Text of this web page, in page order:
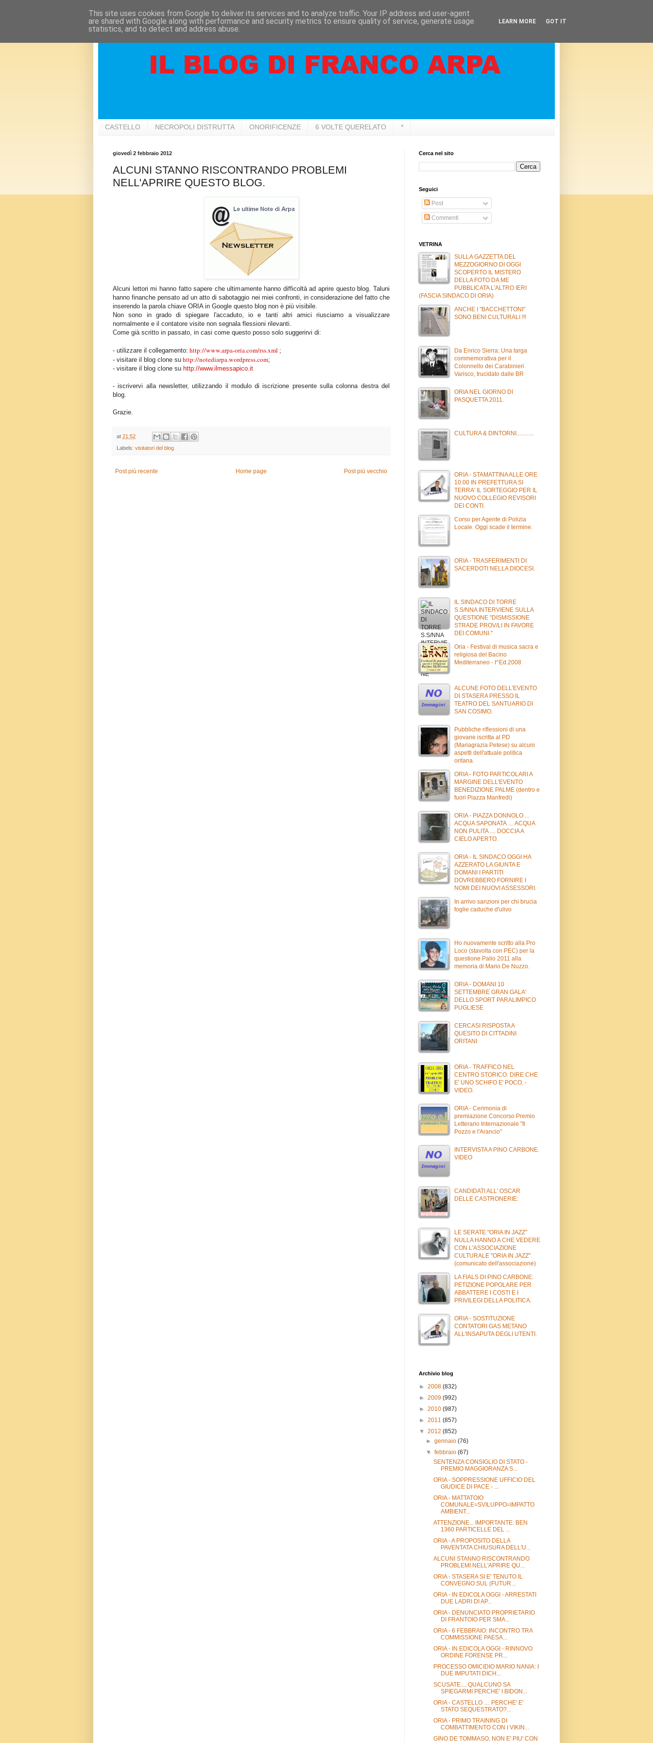
CASTELLO NECROPOLI DISTRUTTA ONORIFICENZE 6 VOLTE QUERELATO *
giovedì 2 febbraio 2012
ALCUNI STANNO RISCONTRANDO PROBLEMI
NELL'APRIRE QUESTO BLOG.
Alcuni lettori mi hanno fatto sapere che ultimamente hanno difficoltà ad aprire questo blog. Taluni
hanno finanche pensato ad un atto di sabotaggio nei miei confronti, in considerazione del fatto che
inserendo la parola chiave ORIA in Google questo blog non è più visibile.
Non sono in grado di spiegare l'accaduto, io e tanti altri amici riusciamo a visualizzare
normalmente e il contatore visite non segnala flessioni rilevanti.
Come già scritto in passato, in casi come questo posso solo suggerirvi di:
- utilizzare il collegamento: http://www.arpa-oria.com/rss.xml ;
- visitare il blog clone su http://notediarpa.wordpress.com;
- visitare il blog clone su http://www.ilmessapico.it
- iscrivervi alla newsletter, utilizzando il modulo di iscrizione presente sulla colonna destra del
blog.
Grazie.
at 21:52
Labels: visitatori del blog
Post più recente Post più vecchio
Home page
Cerca nel sito
Seguici
Post
Commenti
VETRINA
SULLA GAZZETTA DEL
MEZZOGIORNO DI OGGI
SCOPERTO IL MISTERO
DELLA FOTO DA ME
PUBBLICATA L'ALTRO IERI
(FASCIA SINDACO DI ORIA)
ANCHE I "BACCHETTONI"
SONO BENI CULTURALI !!!
Da Enrico Sierra: Una targa
commemorativa per il
Colonnello dei Carabinieri
Varisco, trucidato dalle BR
ORIA NEL GIORNO DI
PASQUETTA 2011.
CULTURA & DINTORNI............
ORIA - STAMATTINA ALLE ORE
10:00 IN PREFETTURA SI
TERRA' IL SORTEGGIO PER IL
NUOVO COLLEGIO REVISORI
DEI CONTI.
Corso per Agente di Polizia
Locale. Oggi scade il termine.
ORIA - TRASFERIMENTI DI
SACERDOTI NELLA DIOCESI.
IL SINDACO DI TORRE
S.S/NNA INTERVIENE SULLA
QUESTIONE "DISMISSIONE
STRADE PROV/LI IN FAVORE
DEI COMUNI."
Oria - Festival di musica sacra e
religiosa del Bacino
Mediterraneo - I^Ed.2008
ALCUNE FOTO DELL'EVENTO
DI STASERA PRESSO IL
TEATRO DEL SANTUARIO DI
SAN COSIMO.
Pubbliche riflessioni di una
giovane iscritta al PD
(Mariagrazia Petese) su alcuni
aspetti dell'attuale politica
oritana.
ORIA - FOTO PARTICOLARI A
MARGINE DELL'EVENTO
BENEDIZIONE PALME (dentro e
fuori Piazza Manfredi)
ORIA - PIAZZA DONNOLO ...
ACQUA SAPONATA .... ACQUA
NON PULITA .... DOCCIA A
CIELO APERTO.
ORIA - IL SINDACO OGGI HA
AZZERATO LA GIUNTA E
DOMANI I PARTITI
DOVREBBERO FORNIRE I
NOMI DEI NUOVI ASSESSORI.
In arrivo sanzioni per chi brucia
foglie caduche d'ulivo
Ho nuovamente scritto alla Pro
Loco (stavolta con PEC) per la
questione Palio 2011 alla
memoria di Mario De Nuzzo.
ORIA - DOMANI 10
SETTEMBRE GRAN GALA'
DELLO SPORT PARALIMPICO
PUGLIESE
CERCASI RISPOSTA A
QUESITO DI CITTADINI
ORITANI
ORIA - TRAFFICO NEL
CENTRO STORICO: DIRE CHE
E' UNO SCHIFO E' POCO. -
VIDEO.
ORIA - Cerimonia di
premiazione Concorso Premio
Letterario Internazionale "Il
Pozzo e l'Arancio"
INTERVISTA A PINO CARBONE.
VIDEO
CANDIDATI ALL' OSCAR
DELLE CASTRONERIE:
LE SERATE "ORIA IN JAZZ"
NULLA HANNO A CHE VEDERE
CON L'ASSOCIAZIONE
CULTURALE "ORIA IN JAZZ".
(comunicato dell'associazione)
LA FIALS DI PINO CARBONE:
PETIZIONE POPOLARE PER
ABBATTERE I COSTI E I
PRIVILEGI DELLA POLITICA.
ORIA - SOSTITUZIONE
CONTATORI GAS METANO
ALL'INSAPUTA DEGLI UTENTI.
Archivio blog
► 2008 (832)
► 2009 (992)
► 2010 (987)
► 2011 (857)
▼ 2012 (852)
►gennaio(76)
▼febbraio(67)
SENTENZA CONSIGLIO DI STATO -
PREMIO MAGGIORANZA S...
ORIA - SOPPRESSIONE UFFICIO DEL
GIUDICE DI PACE - ...
ORIA - MATTATOIO
COMUNALE=SVILUPPO=IMPATTO
AMBIENT...
ATTENZIONE... IMPORTANTE: BEN
1360 PARTICELLE DEL ...
ORIA - A PROPOSITO DELLA
PAVENTATA CHIUSURA DELL'U...
ALCUNI STANNO RISCONTRANDO
PROBLEMI NELL'APRIRE QU...
ORIA - STASERA SI E' TENUTO IL
CONVEGNO SUL (FUTUR...
ORIA - IN EDICOLA OGGI - ARRESTATI
DUE LADRI DI AP...
ORIA - DENUNCIATO PROPRIETARIO
DI FRANTOIO PER SMA...
ORIA - 6 FEBBRAIO: INCONTRO TRA
COMMISSIONE PAESA...
ORIA - IN EDICOLA OGGI - RINNOVO
ORDINE FORENSE PR...
PROCESSO OMICIDIO MARIO NANIA: I
DUE IMPUTATI DICH...
SCUSATE.... QUALCUNO SA
SPIEGARMI PERCHE' I BIDON...
ORIA - CASTELLO .... PERCHE' E'
STATO SEQUESTRATO?...
ORIA - PRIMO TRAINING DI
COMBATTIMENTO CON I VIKIN...
GINO DE TOMMASO, NON E' PIU' CON
This site uses cookies from Google to deliver its services and to analyze traffic. Your IP address and user-agent
are shared with Google along with performance and security metrics to ensure quality of service, generate usage
statistics, and to detect and address abuse.
LEARN MORE GOT IT